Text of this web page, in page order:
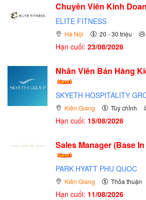
Chuyên Viên Kinh
ELITE FITNESS
Hà Nội 20 - 30 triệu
Hạn cuối: 23/08/2026
Nhân Viên Bán Hàng
SKYETH HOSPITALITY
Kiên Giang Tùy chỉnh
Hạn cuối: 15/08/2026
Sales Manager (Base
PARK HYATT PHU QUOC
Kiên Giang Thỏa thuận
Hạn cuối: 11/08/2026